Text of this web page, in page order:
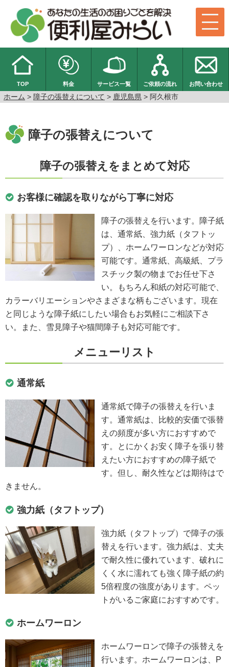
TOP 料金 サービス一覧 ご依頼の流れ お問い合わせ
ホーム > 障子の張替えについて > 鹿児島県 > 阿久根市
障子の張替えについて
障子の張替えをまとめて対応
お客様に確認を取りながら丁寧に対応
障子の張替えを行います。障子紙
は、通常紙、強力紙（タフトッ
プ）、ホームワーロンなどが対応
可能です。通常紙、高級紙、プラ
スチック製の物までお任せ下さ
い。もちろん和紙の対応可能で、
カラーバリエーションやさまざまな柄もございます。現在
と同じような障子紙にしたい場合もお気軽にご相談下さ
い。また、雪見障子や猫間障子も対応可能です。
メニューリスト
通常紙
通常紙で障子の張替えを行いま
す。通常紙は、比較的安価で張替
えの頻度が多い方におすすめで
す。とにかくお安く障子を張り替
えたい方におすすめの障子紙で
す。但し、耐久性などは期待はで
きません。
強力紙（タフトップ）
強力紙（タフトップ）で障子の張
替えを行います。強力紙は、丈夫
で耐久性に優れています、破れに
くく水に濡れても強く障子紙の約
5倍程度の強度があります。ペッ
トがいるご家庭におすすめです。
ホームワーロン
ホームワーロンで障子の張替えを
行います。ホームワーロンは、P